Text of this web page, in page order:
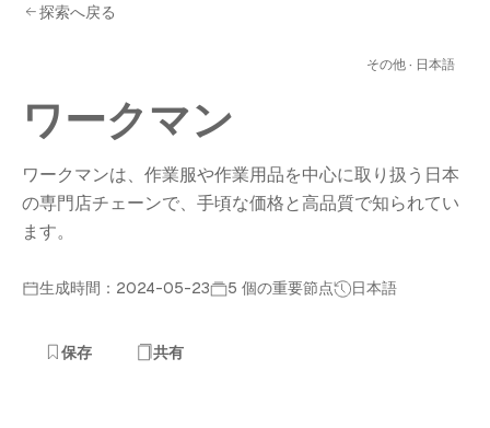
探索へ戻る
その他 · 日本語
ワークマン
ワークマンは、作業服や作業用品を中心に取り扱う日本
の専門店チェーンで、手頃な価格と高品質で知られてい
ます。
生成時間：2024-05-23 5 個の重要節点 日本語
保存 共有